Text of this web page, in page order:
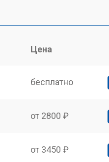
Цена
бесплатно
от 2800 ₽
от 3450 ₽